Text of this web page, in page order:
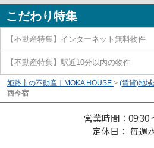
こだわり特集
【不動産特集】インターネット無料物件
【不動産特集】駅近10分以内の物件
姫路市の不動産｜MOKA HOUSE > (賃貸)地
西今宿
営業時間：09:30
定休日： 毎週